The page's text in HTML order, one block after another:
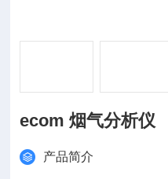
ecom 烟气分析仪
产品简介